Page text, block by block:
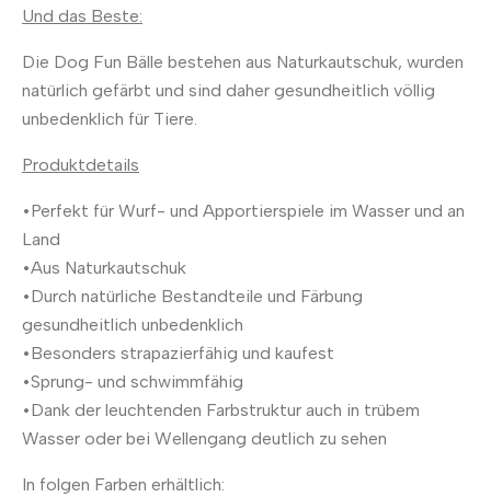
Und das Beste:
Die Dog Fun Bälle bestehen aus Naturkautschuk, wurden
natürlich gefärbt und sind daher gesundheitlich völlig
unbedenklich für Tiere.
Produktdetails
•Perfekt für Wurf- und Apportierspiele im Wasser und an
Land
•Aus Naturkautschuk
•Durch natürliche Bestandteile und Färbung
gesundheitlich unbedenklich
•Besonders strapazierfähig und kaufest
•Sprung- und schwimmfähig
•Dank der leuchtenden Farbstruktur auch in trübem
Wasser oder bei Wellengang deutlich zu sehen
In folgen Farben erhältlich: